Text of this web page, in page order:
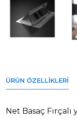
ÜRÜN ÖZELLIKLERI
Net Basaç